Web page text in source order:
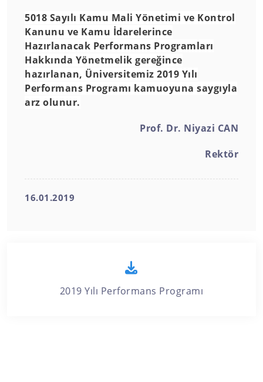
5018 Sayılı Kamu Mali Yönetimi ve Kontrol
Kanunu ve Kamu İdarelerince
Hazırlanacak Performans Programları
Hakkında Yönetmelik gereğince
hazırlanan, Üniversitemiz 2019 Yılı
Performans Programı kamuoyuna saygıyla
arz olunur.
Prof. Dr. Niyazi CAN
Rektör
16.01.2019
2019 Yılı Performans Programı